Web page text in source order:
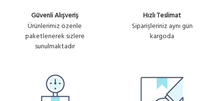
Güvenli Alışveriş
Ürünlerimiz özenle
paketlenerek sizlere
sunulmaktadır
Hızlı Teslimat
Siparişleriniz aynı gün
kargoda